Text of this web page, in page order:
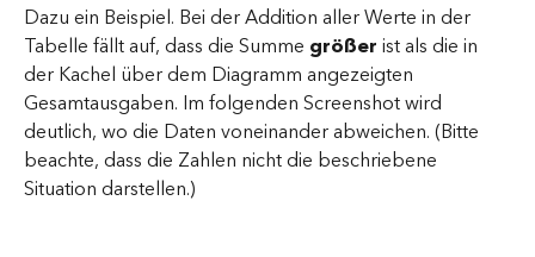
Dazu ein Beispiel. Bei der Addition aller Werte in der
Tabelle fällt auf, dass die Summe größer ist als die in
der Kachel über dem Diagramm angezeigten
Gesamtausgaben. Im folgenden Screenshot wird
deutlich, wo die Daten voneinander abweichen. (Bitte
beachte, dass die Zahlen nicht die beschriebene
Situation darstellen.)